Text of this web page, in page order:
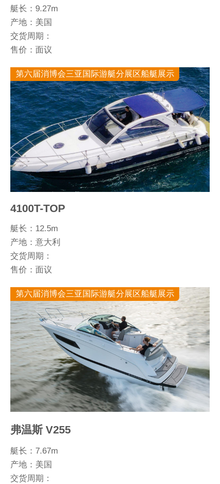
艇长：9.27m
产地：美国
交货周期：
售价：面议
第六届消博会三亚国际游艇分展区船艇展示
4100T-TOP
艇长：12.5m
产地：意大利
交货周期：
售价：面议
第六届消博会三亚国际游艇分展区船艇展示
弗温斯 V255
艇长：7.67m
产地：美国
交货周期：